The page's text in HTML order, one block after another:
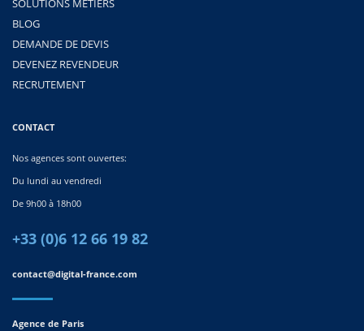
SOLUTIONS METIERS
BLOG
DEMANDE DE DEVIS
DEVENEZ REVENDEUR
RECRUTEMENT
CONTACT
Nos agences sont ouvertes:
Du lundi au vendredi
De 9h00 à 18h00
+33 (0)6 12 66 19 82
contact@digital-france.com
Agence de Paris